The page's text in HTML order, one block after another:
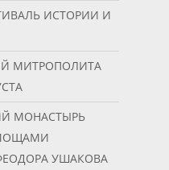
ИСТОРИИ И
МИТРОПОЛИТА
МОНАСТЫРЬ
УШАКОВА